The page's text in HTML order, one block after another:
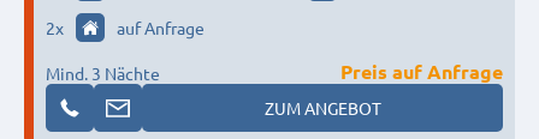
2x auf Anfrage
Mind. 3 Nächte
Preis auf Anfrage
ZUM ANGEBOT